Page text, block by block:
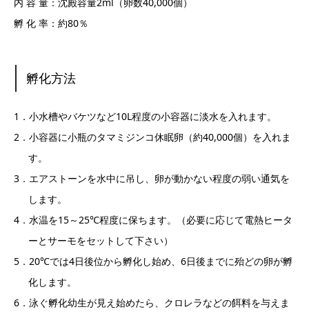
孵 化 率：約80％
孵化方法
1．小水槽やバケツなど10L程度の小容器に淡水を入れます。
2．小容器に小瓶のタマミジンコ休眠卵（約40,000個）を入れま
す。
3．エアストーンを水中に吊し、卵が動かない程度の弱い通気を
します。
4．水温を15～25℃程度に保ちます。（必要に応じて電熱ヒータ
ーとサーモをセットして下さい）
5．20℃では4日後位から孵化し始め、6日後までに殆どの卵が孵
化します。
6．泳ぐ孵化幼生が見え始めたら、クロレラなどの餌料を与えま